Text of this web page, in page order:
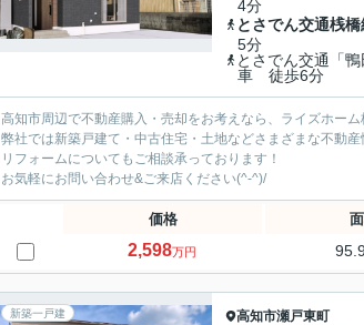
4分
とさでん交通桟橋
5分
とさでん交通「
車 徒歩6分
高知市周辺で不動産購入・売却をお考えなら、ライズホーム
弊社では新築戸建て・中古住宅・土地などさまざまな不動産
リフォームについてもご相談承っております！
お気軽にお問い合わせ&ご来店ください‍(^-^)/
価格
2,598万円
新築一戸建 高知市瀬戸東町